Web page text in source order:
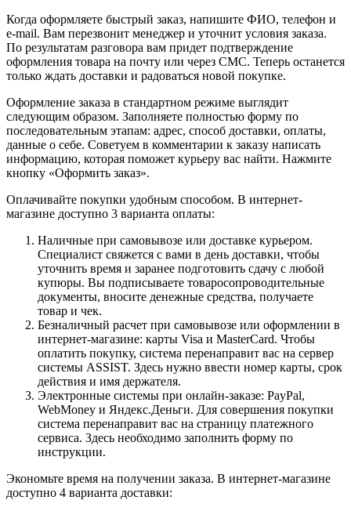
Когда оформляете быстрый заказ, напишите ФИО, телефон и
e-mail. Вам перезвонит менеджер и уточнит условия заказа.
По результатам разговора вам придет подтверждение
оформления товара на почту или через СМС. Теперь останется
только ждать доставки и радоваться новой покупке.
Оформление заказа в стандартном режиме выглядит
следующим образом. Заполняете полностью форму по
последовательным этапам: адрес, способ доставки, оплаты,
данные о себе. Советуем в комментарии к заказу написать
информацию, которая поможет курьеру вас найти. Нажмите
кнопку «Оформить заказ».
Оплачивайте покупки удобным способом. В интернет-
магазине доступно 3 варианта оплаты:
Наличные при самовывозе или доставке курьером.
Специалист свяжется с вами в день доставки, чтобы
уточнить время и заранее подготовить сдачу с любой
купюры. Вы подписываете товаросопроводительные
документы, вносите денежные средства, получаете
товар и чек.
Безналичный расчет при самовывозе или оформлении в
интернет-магазине: карты Visa и MasterCard. Чтобы
оплатить покупку, система перенаправит вас на сервер
системы ASSIST. Здесь нужно ввести номер карты, срок
действия и имя держателя.
Электронные системы при онлайн-заказе: PayPal,
WebMoney и Яндекс.Деньги. Для совершения покупки
система перенаправит вас на страницу платежного
сервиса. Здесь необходимо заполнить форму по
инструкции.
Экономьте время на получении заказа. В интернет-магазине
доступно 4 варианта доставки: